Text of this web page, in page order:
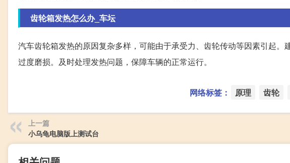
齿轮箱发热怎么办_车坛
汽车齿轮箱发热的原因复杂多样，可能由于承受力、齿轮传动等因素引起
过度磨损。及时处理发热问题，保障车辆的正常运行。
网络标签： 原理 齿轮
上一篇
小乌龟电脑版上测试台